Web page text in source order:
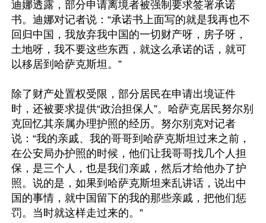
迪娜透露，部分申请离境者被强制要求签署承诺
书。迪娜对记者说：“承诺书上面写的就是我再也不
回归中国，我放弃我中国的一切财产呀，房子呀，
土地呀，我不要这些东西，就这么承诺的话，就可
以移居到哈萨克斯坦。”
除了财产处置权受限，部分居民在申请出境证件
时，还被要求提供“政治担保人”。哈萨克居民努尔别
克回忆其亲属办理护照的经历。努尔别克对记者
说：“我的亲戚、我的哥哥到哈萨克斯坦过来之前，
在公安局办护照的时候，他们让我哥哥找几个人担
保，是三个人，也是我们亲戚，然后才给他办了护
照。说的是，如果到哈萨克斯坦来乱讲话，说出中
国的事情，就中国留下的我的那些亲戚，把他们惩
罚。当时就这样走过来的。”